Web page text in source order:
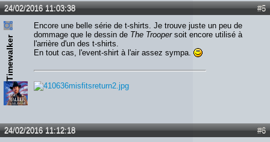
#5
24/02/2016 11:03:38
Timewalker
Encore une belle série de t-shirts. Je trouve juste un peu de
dommage que le dessin de The Troopersoit encore utilisé à
l'arrière d'un des t-shirts.
En tout cas, l'event-shirt à l'air assez sympa.
#6
24/02/2016 11:12:18